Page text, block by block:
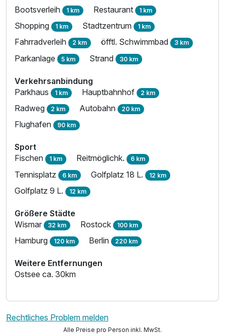
Bootsverleih 1 km Restaurant 1 km
Shopping 1 km Stadtzentrum 1 km
Fahrradverleih 2 km öfftl. Schwimmbad 3 km
Parkanlage 5 km Strand 30 km
Verkehrsanbindung
Parkhaus 1 km Hauptbahnhof 2 km
Radweg 2 km Autobahn 20 km
Flughafen 90 km
Sport
Fischen 1 km Reitmöglichk. 6 km
Tennisplatz 6 km Golfplatz 18 L. 12 km
Golfplatz 9 L. 12 km
Größere Städte
Wismar 32 km Rostock 100 km
Hamburg 120 km Berlin 220 km
Weitere Entfernungen
Ostsee ca. 30km
Rechtliches Problem melden
Alle Preise pro Person inkl. MwSt.